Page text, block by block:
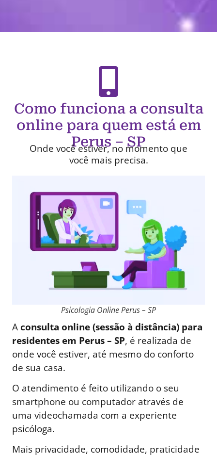
Como funciona a consulta
online para quem está em
Perus – SP
Onde você estiver, no momento que
você mais precisa.
Psicologia Online Perus – SP
Aconsulta online (sessão à distância) para
residentes em Perus – SP, é realizada de
onde você estiver, até mesmo do conforto
de sua casa.
O atendimento é feito utilizando o seu
smartphone ou computador através de
uma videochamada com a experiente
psicóloga.
Mais privacidade, comodidade, praticidade